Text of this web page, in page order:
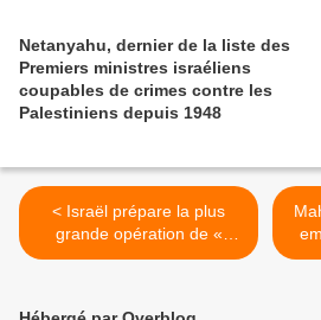
Netanyahu, dernier de la liste des
Premiers ministres israéliens
coupables de crimes contre les
Palestiniens depuis 1948
< Israël prépare la plus
grande opération de «
nettoyage archéologique »